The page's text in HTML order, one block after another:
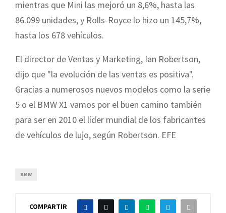
mientras que Mini las mejoró un 8,6%, hasta las
86.099 unidades, y Rolls-Royce lo hizo un 145,7%,
hasta los 678 vehículos.
El director de Ventas y Marketing, Ian Robertson,
dijo que "la evolución de las ventas es positiva".
Gracias a numerosos nuevos modelos como la serie
5 o el BMW X1 vamos por el buen camino también
para ser en 2010 el líder mundial de los fabricantes
de vehículos de lujo, según Robertson. EFE
BMW
COMPARTIR